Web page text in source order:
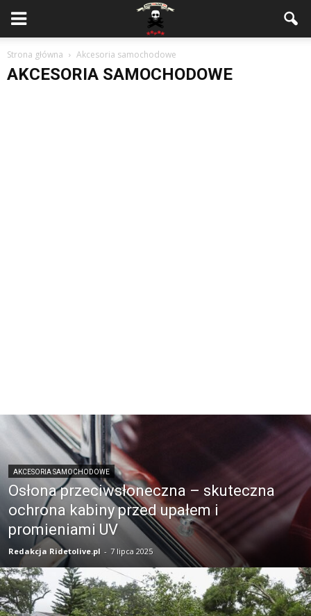
Strona główna Akcesoria samochodowe
AKCESORIA SAMOCHODOWE
AKCESORIA SAMOCHODOWE
Osłona przeciwsłoneczna – skuteczna
ochrona kabiny przed upałem i
promieniami UV
Redakcja Ridetolive.pl - 7 lipca 2025